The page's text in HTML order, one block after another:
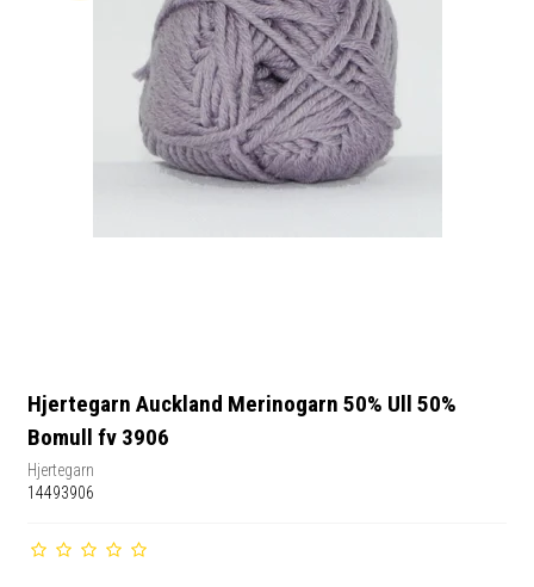
Hjertegarn Auckland Merinogarn 50% Ull 50%
Bomull fv 3906
Hjertegarn
14493906